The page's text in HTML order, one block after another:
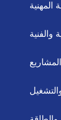
المهنية
والفنية